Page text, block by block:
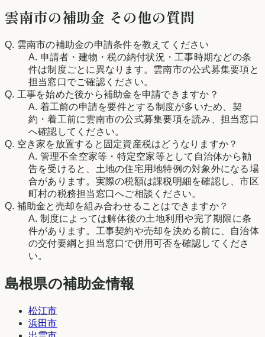
雲南市の補助金 その他の質問
Q. 雲南市の補助金の申請条件を教えてください
A. 申請者・建物・税の納付状況・工事時期などの条
件は制度ごとに異なります。雲南市の公式募集要項と
担当窓口でご確認ください。
Q. 工事を始めた後から補助金を申請できますか？
A. 着工前の申請を要件とする制度が多いため、契
約・着工前に雲南市の公式募集要項を読み、担当窓口
へ確認してください。
Q. 空き家を放置すると固定資産税はどうなりますか？
A. 管理不全空家等・特定空家等として自治体から勧
告を受けると、土地の住宅用地特例の対象外になる場
合があります。実際の税額は課税明細を確認し、市区
町村の税務担当窓口へご相談ください。
Q. 補助金と売却を組み合わせることはできますか？
A. 制度によっては解体後の土地利用や完了期限に条
件があります。工事契約や売却を決める前に、自治体
の交付要綱と担当窓口で併用可否を確認してくださ
い。
島根県の補助金情報
松江市
浜田市